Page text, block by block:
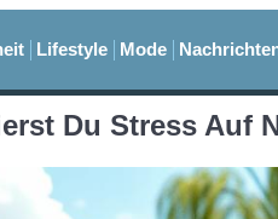
Lifestyle Mode
Du Stress Auf